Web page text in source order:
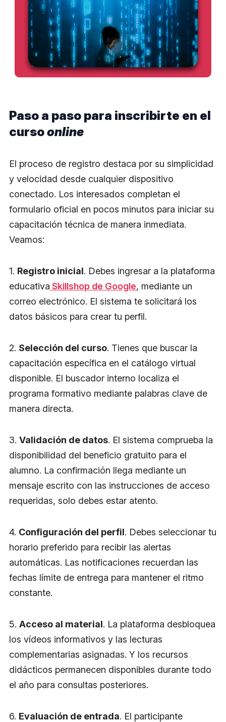
Paso a paso para inscribirte en el
cursoonline
El proceso de registro destaca por su simplicidad
y velocidad desde cualquier dispositivo
conectado. Los interesados completan el
formulario oficial en pocos minutos para iniciar su
capacitación técnica de manera inmediata.
Veamos:
1. Registro inicial. Debes ingresar a la plataforma
educativa Skillshop de Google, mediante un
correo electrónico. El sistema te solicitará los
datos básicos para crear tu perfil.
2. Selección del curso. Tienes que buscar la
capacitación específica en el catálogo virtual
disponible. El buscador interno localiza el
programa formativo mediante palabras clave de
manera directa.
3. Validación de datos. El sistema comprueba la
disponibilidad del beneficio gratuito para el
alumno. La confirmación llega mediante un
mensaje escrito con las instrucciones de acceso
requeridas, solo debes estar atento.
4. Configuración del perfil. Debes seleccionar tu
horario preferido para recibir las alertas
automáticas. Las notificaciones recuerdan las
fechas límite de entrega para mantener el ritmo
constante.
5. Acceso al material. La plataforma desbloquea
los vídeos informativos y las lecturas
complementarias asignadas. Y los recursos
didácticos permanecen disponibles durante todo
el año para consultas posteriores.
6. Evaluación de entrada. El participante